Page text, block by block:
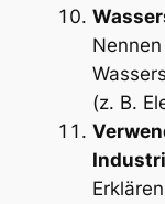
(z. B.